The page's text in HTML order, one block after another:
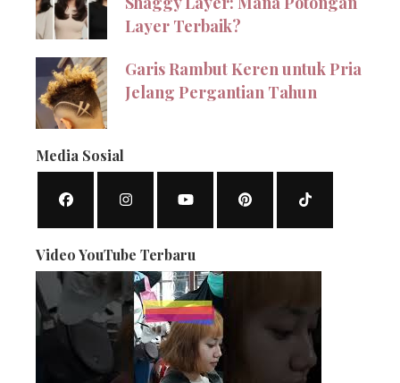
Layer Terbaik?
Garis Rambut Keren untuk Pria
Jelang Pergantian Tahun
Media Sosial
Video YouTube Terbaru